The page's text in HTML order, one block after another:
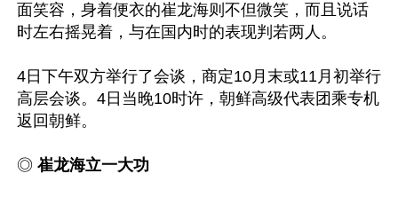
面笑容，身着便衣的崔龙海则不但微笑，而且说话
时左右摇晃着，与在国内时的表现判若两人。
4日下午双方举行了会谈，商定10月末或11月初举行
高层会谈。4日当晚10时许，朝鲜高级代表团乘专机
返回朝鲜。
◎ 崔龙海立一大功